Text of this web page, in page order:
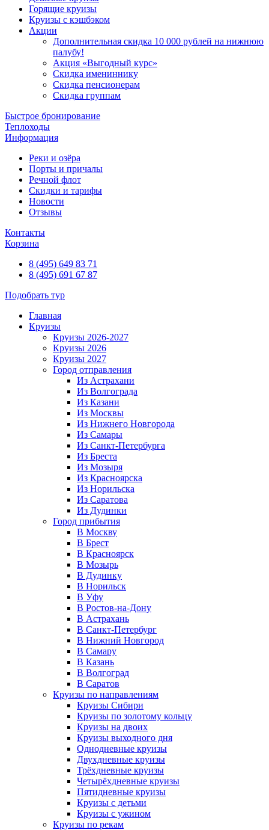
Горящие круизы
Круизы с кэшбэком
Акции
Дополнительная скидка 10 000 рублей на нижнюю
палубу!
Акция «Выгодный курс»
Скидка имениннику
Скидка пенсионерам
Скидка группам
Быстрое бронирование
Теплоходы
Информация
Реки и озёра
Порты и причалы
Речной флот
Скидки и тарифы
Новости
Отзывы
Контакты
Корзина
8 (495) 649 83 71
8 (495) 691 67 87
Подобрать тур
Главная
Круизы
Круизы 2026-2027
Круизы 2026
Круизы 2027
Город отправления
Из Астрахани
Из Волгограда
Из Казани
Из Москвы
Из Нижнего Новгорода
Из Самары
Из Санкт-Петербурга
Из Бреста
Из Мозыря
Из Красноярска
Из Норильска
Из Саратова
Из Дудинки
Город прибытия
В Москву
В Брест
В Красноярск
В Мозырь
В Дудинку
В Норильск
В Уфу
В Ростов-на-Дону
В Астрахань
В Санкт-Петербург
В Нижний Новгород
В Самару
В Казань
В Волгоград
В Саратов
Круизы по направлениям
Круизы Сибири
Круизы по золотому кольцу
Круизы на двоих
Круизы выходного дня
Однодневные круизы
Двухдневные круизы
Трёхдневные круизы
Четырёхдневные круизы
Пятидневные круизы
Круизы с детьми
Круизы с ужином
Круизы по рекам